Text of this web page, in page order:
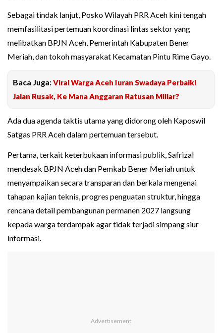
Sebagai tindak lanjut, Posko Wilayah PRR Aceh kini tengah
memfasilitasi pertemuan koordinasi lintas sektor yang
melibatkan BPJN Aceh, Pemerintah Kabupaten Bener
Meriah, dan tokoh masyarakat Kecamatan Pintu Rime Gayo.
Baca Juga:Viral Warga Aceh Iuran Swadaya Perbaiki
Jalan Rusak, Ke Mana Anggaran Ratusan Miliar?
Ada dua agenda taktis utama yang didorong oleh Kaposwil
Satgas PRR Aceh dalam pertemuan tersebut.
Pertama, terkait keterbukaan informasi publik, Safrizal
mendesak BPJN Aceh dan Pemkab Bener Meriah untuk
menyampaikan secara transparan dan berkala mengenai
tahapan kajian teknis, progres penguatan struktur, hingga
rencana detail pembangunan permanen 2027 langsung
kepada warga terdampak agar tidak terjadi simpang siur
informasi.